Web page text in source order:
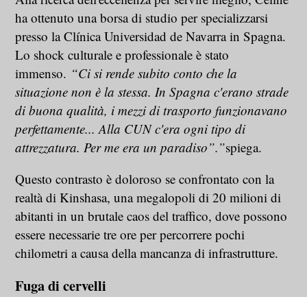
ha ottenuto una borsa di studio per specializzarsi
presso la Clínica Universidad de Navarra in Spagna.
Lo shock culturale e professionale è stato
immenso. “Ci si rende subito conto che la
situazione non è la stessa. In Spagna c'erano strade
di buona qualità, i mezzi di trasporto funzionavano
perfettamente... Alla CUN c'era ogni tipo di
attrezzatura. Per me era un paradiso”.”spiega.
Questo contrasto è doloroso se confrontato con la
realtà di Kinshasa, una megalopoli di 20 milioni di
abitanti in un brutale caos del traffico, dove possono
essere necessarie tre ore per percorrere pochi
chilometri a causa della mancanza di infrastrutture.
Fuga di cervelli